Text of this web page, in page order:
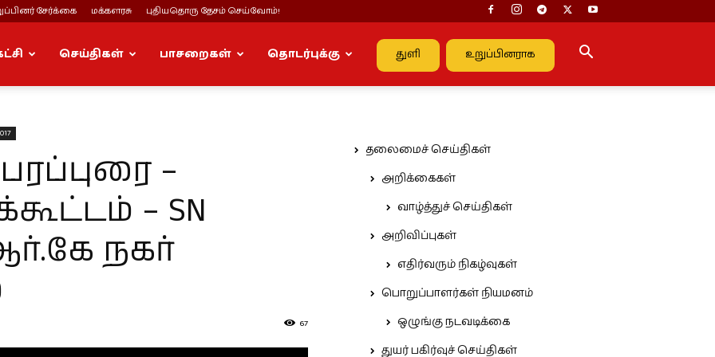
சேர்க்கை மக்களரசு புதியதொரு தேசம் செய்வோம்!
துளி உறுப்பினராக
செய்திகள் பாசறைகள் தொடர்புக்கு
–
– SN
நகர்
67
தலைமைச் செய்திகள்
அறிக்கைகள்
வாழ்த்துச் செய்திகள்
அறிவிப்புகள்
எதிர்வரும் நிகழ்வுகள்
பொறுப்பாளர்கள் நியமனம்
ஒழுங்கு நடவடிக்கை
துயர் பகிர்வுச் செய்திகள்